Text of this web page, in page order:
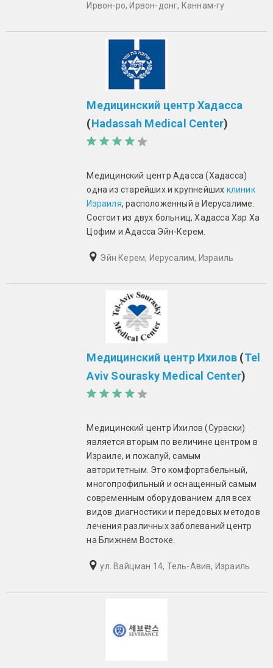
Ирвон-ро, Ирвон-донг, Каннам-гу
Медицинский центр Хадасса
(Hadassah Medical Center)
Медицинский центр Адасса (Хадасса)
одна из старейших и крупнейших клиник
Израиля, расположенный в Иерусалиме.
Состоит из двух больниц, Хадасса Хар Ха
Цофим и Адасса Эйн-Керем.
Эйн Керем, Иерусалим, Израиль
Медицинский центр Ихилов (Tel
Aviv Sourasky Medical Center)
Медицинский центр Ихилов (Сураски)
является вторым по величине центром в
Израиле, и пожалуй, самым
авторитетным. Это комфортабельный,
многопрофильный и оснащенный самым
современным оборудованием для всех
видов диагностики и передовых методов
лечения различных заболеваний центр
на Ближнем Востоке.
ул. Вайцман 14, Тель-Авив, Израиль